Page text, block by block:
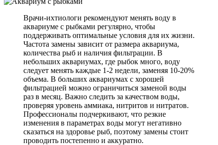
Врачи-ихтиологи рекомендуют менять воду в
аквариуме с рыбками регулярно, чтобы
поддерживать оптимальные условия для их жизни.
Частота замены зависит от размера аквариума,
количества рыб и наличия фильтрации. В
небольших аквариумах, где рыбок много, воду
следует менять каждые 1-2 недели, заменяя 10-20%
объема. В больших аквариумах с хорошей
фильтрацией можно ограничиться заменой воды
раз в месяц. Важно следить за качеством воды,
проверяя уровень аммиака, нитритов и нитратов.
Профессионалы подчеркивают, что резкие
изменения в параметрах воды могут негативно
сказаться на здоровье рыб, поэтому замены стоит
проводить постепенно и аккуратно.